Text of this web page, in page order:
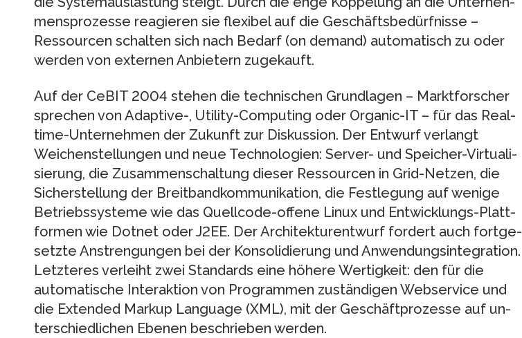
mensprozesse reagieren sie flexibel auf die Geschäftsbedürfnisse –
Ressourcen schalten sich nach Bedarf (on demand) automatisch zu oder
werden von externen Anbietern zugekauft.
Auf der CeBIT 2004 stehen die technischen Grundlagen – Marktforscher
spre­chen von Adaptive-, Utility-Computing oder Organic-IT – für das Real­
time-Unternehmen der Zukunft zur Diskussion. Der Entwurf verlangt
Weichenstellungen und neue Technologien: Server- und Speicher-Virtua­li­
sierung, die Zusammenschaltung dieser Ressourcen in Grid-Netzen, die
Sicher­stellung der Breitbandkommunikation, die Festlegung auf wenige
Betriebs­systeme wie das Quellcode-offene Linux und Entwicklungs-Platt­
for­men wie Dotnet oder J2EE. Der Architekturentwurf fordert auch fort­ge­
setzte Anstrengungen bei der Konsolidierung und An­wen­dungs­in­te­gra­tion.
Letzteres verleiht zwei Standards eine höhere Wertigkeit: den für die
automatische Interaktion von Programmen zuständigen Webservice und
die Extended Markup Language (XML), mit der Geschäftprozesse auf un­
terschiedlichen Ebenen beschrieben werden.